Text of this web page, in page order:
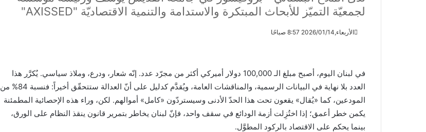
لجمعيّة التميّز للأبحاث المبتكرة والاستدامة والتنمية الاقتصاديّة "AXISSED"
الأربعاء,2026/01/14 8:57 صباحًا
في لبنان اليوم، أصبح مبلغ الـ 100,000 دولار أميركي أكثر من مجرّد عدد. إنّه شعار، ودرع، وملاذ سياسي. يُكرَّر هذا
العدد بلا نهاية في البيانات الرسمية، والمناقشات العامة، ويُقدَّم كدليل على أنّ العدالة ستتحقّق أخيراً: فنسبة 84% من
المودعين، كما «يُقال» يقعون تحت هذا الحدّ الأدنى وسيستردّون «كامل» أموالهم. لكن، وراء هذه الإحصائية المطمئنة
يكمن خطر أعمق؛ إذا اختُزِلت أزمة الودائع في سقف واحد، فإنّ لبنان يخاطر بتمرير قانون ينقذ النظام على الورق،
بينما يحكم على الاقتصاد بالركود المطوَّل.